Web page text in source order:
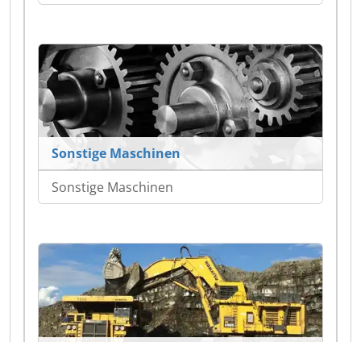
Sonstige Maschinen
Sonstige Maschinen